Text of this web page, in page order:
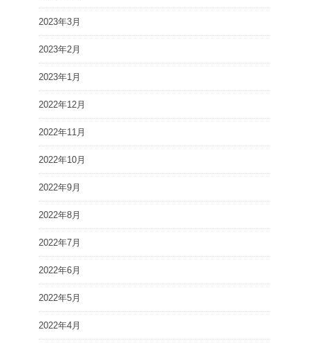
2023年3月
2023年2月
2023年1月
2022年12月
2022年11月
2022年10月
2022年9月
2022年8月
2022年7月
2022年6月
2022年5月
2022年4月